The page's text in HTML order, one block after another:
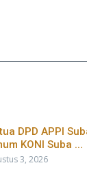
DPD APPI
KONI Suba ...
3, 2026